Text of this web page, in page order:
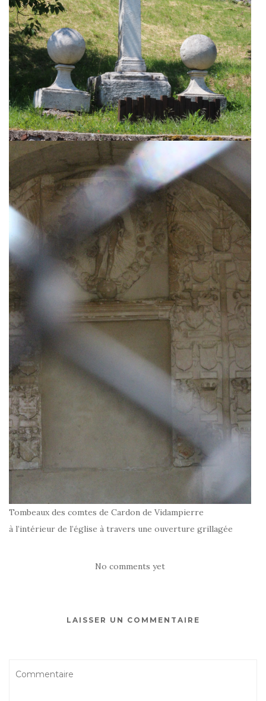
Tombeaux des comtes de Cardon de Vidampierre
à l’intérieur de l’église à travers une ouverture grillagée
No comments yet
LAISSER UN COMMENTAIRE